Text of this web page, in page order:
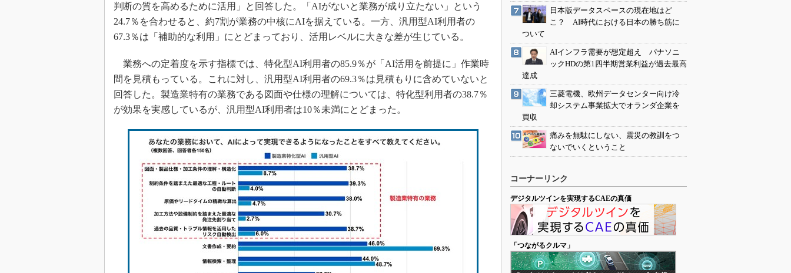
知財マネジメント
海外生産
グローバル設計・開発
制御セキュリティ
新型コロナへの対応
判断の質を高めるために活用」と回答した。「AIがないと業務が成り立たない」という
24.7％を合わせると、約7割が業務の中核にAIを据えている。一方、汎用型AI利用者の
67.3％は「補助的な利用」にとどまっており、活用レベルに大きな差が生じている。
業務への定着度を示す指標では、特化型AI利用者の85.9％が「AI活用を前提に」作業時
間を見積もっている。これに対し、汎用型AI利用者の69.3％は見積もりに含めていないと
回答した。製造業特有の業務である図面や仕様の理解については、特化型利用者の38.7％
が効果を実感しているが、汎用型AI利用者は10％未満にとどまった。
日本版データスペースの現在地はど
こ？ AI時代における日本の勝ち筋に
ついて
AIインフラ需要が想定超え パナソニ
ックHDの第1四半期営業利益が過去最高
達成
三菱電機、欧州データセンター向け冷
却システム事業拡大でオランダ企業を
買収
痛みを無駄にしない、震災の教訓をつ
ないでいくということ
コーナーリンク
デジタルツインを実現するCAEの真価
「つながるクルマ」